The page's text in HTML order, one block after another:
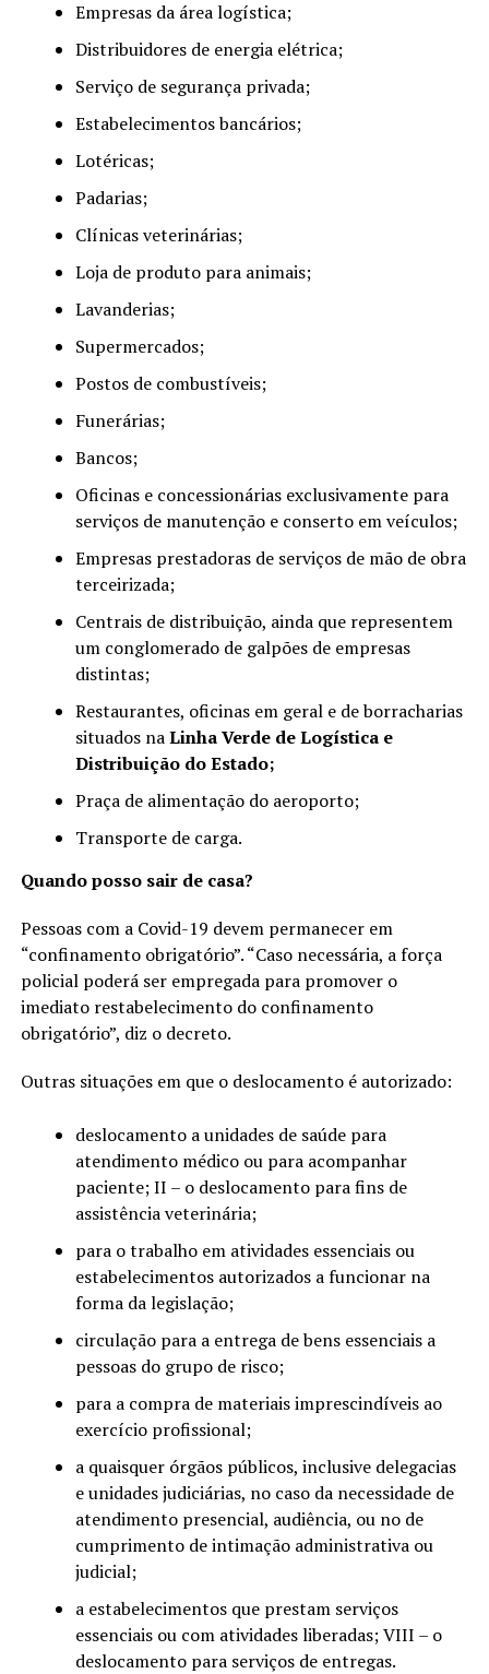
Empresas da área logística;
Distribuidores de energia elétrica;
Serviço de segurança privada;
Estabelecimentos bancários;
Lotéricas;
Padarias;
Clínicas veterinárias;
Loja de produto para animais;
Lavanderias;
Supermercados;
Postos de combustíveis;
Funerárias;
Bancos;
Oficinas e concessionárias exclusivamente para
serviços de manutenção e conserto em veículos;
Empresas prestadoras de serviços de mão de obra
terceirizada;
Centrais de distribuição, ainda que representem
um conglomerado de galpões de empresas
distintas;
Restaurantes, oficinas em geral e de borracharias
situados naLinha Verde de Logística e
Distribuição do Estado;
Praça de alimentação do aeroporto;
Transporte de carga.
Quando posso sair de casa?
Pessoas com a Covid-19 devem permanecer em
“confinamento obrigatório”. “Caso necessária, a força
policial poderá ser empregada para promover o
imediato restabelecimento do confinamento
obrigatório”, diz o decreto.
Outras situações em que o deslocamento é autorizado:
deslocamento a unidades de saúde para
atendimento médico ou para acompanhar
paciente; II – o deslocamento para fins de
assistência veterinária;
para o trabalho em atividades essenciais ou
estabelecimentos autorizados a funcionar na
forma da legislação;
circulação para a entrega de bens essenciais a
pessoas do grupo de risco;
para a compra de materiais imprescindíveis ao
exercício profissional;
a quaisquer órgãos públicos, inclusive delegacias
e unidades judiciárias, no caso da necessidade de
atendimento presencial, audiência, ou no de
cumprimento de intimação administrativa ou
judicial;
a estabelecimentos que prestam serviços
essenciais ou com atividades liberadas; VIII – o
deslocamento para serviços de entregas.